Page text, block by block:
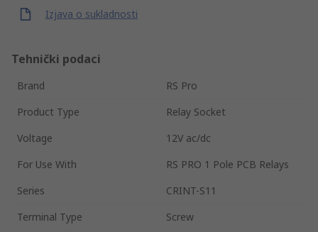
Izjava o sukladnosti
Tehnički podaci
Brand
RS Pro
Product Type
Relay Socket
Voltage
12V ac/dc
For Use With
RS PRO 1 Pole PCB Relays
Series
CRINT-S11
Terminal Type
Screw